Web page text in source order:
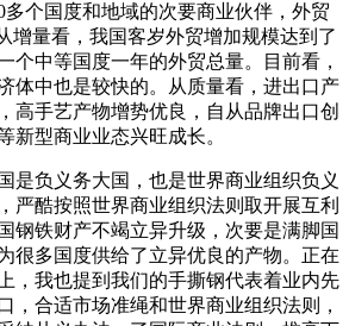
多个国度和地域的次要商业伙伴，外贸
增量看，我国客岁外贸增加规模达到了
个中等国度一年的外贸总量。目前看，
体中也是较快的。从质量看，进出口产
高手艺产物增势优良，自从品牌出口创
新型商业业态兴旺成长。
负义务大国，也是世界商业组织负义
严酷按照世界商业组织法则取开展互利
钢铁财产不竭立异升级，次要是满脚国
很多国度供给了立异优良的产物。正在
，我也提到我们的手撕钢代表着业内先
，合适市场准绳和世界商业组织法则，